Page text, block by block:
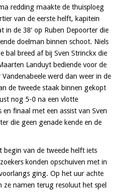
redding maakte de thuisploeg
van de eerste helft, kapitein
in de 38′ op Ruben Depoorter die
doelman binnen schoot. Niels
bal breed af bij Sven Strinckx die
Landuyt bediende voor de
werd dan weer in de
de tweede staak binnen gekopt
nog 5-0 na een vlotte
finaal met een assist van Sven
die geen genade kende en de
begin van de tweede helft iets
konden opschuiven met in
ging. Op het uur achte
ze namen terug resoluut het spel